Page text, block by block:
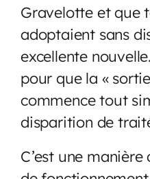
Gravelotte et que
adoptaient sans
excellente
pour que la «
commence tout
disparition de
C’est une